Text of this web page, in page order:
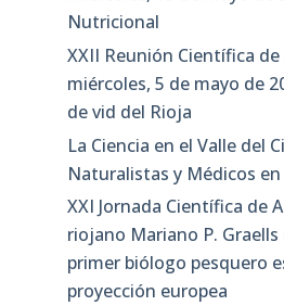
Nutricional
XXII Reunión Científica de
miércoles, 5 de mayo de
de vid del Rioja
La Ciencia en el Valle del
Naturalistas y Médicos
XXI Jornada Científica de
riojano Mariano P. Graells
primer biólogo pesquero
proyección europea